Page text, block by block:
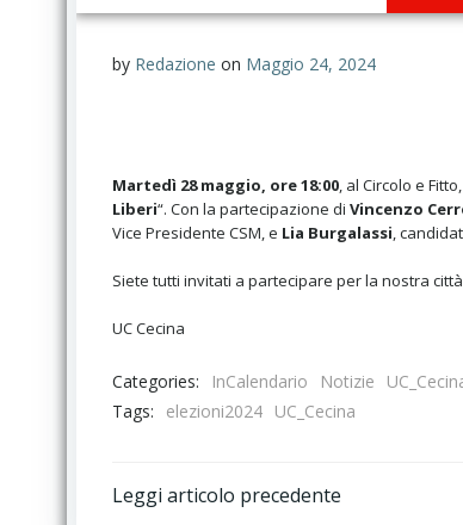
by Redazione on Maggio 24, 2024
Martedì 28 maggio, ore 18:00, al Circolo e
Liberi“. Con la partecipazione di Vincenzo
Vice Presidente CSM, e Lia Burgalassi,
Siete tutti invitati a partecipare per la nostra
UC Cecina
Categories: InCalendario Notizie
Tags:
elezioni2024 UC_Cecina
Post
Leggi articolo precedente